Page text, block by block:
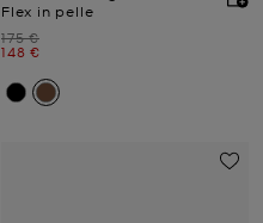
Flex in pelle
Prezzo iniziale
175 €
Prezzo attuale
148 €